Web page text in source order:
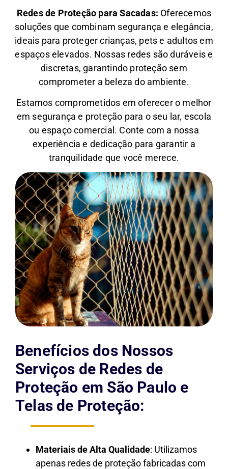
Redes de Proteção para Sacadas: Oferecemos
soluções que combinam segurança e elegância,
ideais para proteger crianças, pets e adultos em
espaços elevados. Nossas redes são duráveis e
discretas, garantindo proteção sem
comprometer a beleza do ambiente.
Estamos comprometidos em oferecer o melhor
em segurança e proteção para o seu lar, escola
ou espaço comercial. Conte com a nossa
experiência e dedicação para garantir a
tranquilidade que você merece.
Benefícios dos Nossos
Serviços de Redes de
Proteção em São Paulo e
Telas de Proteção:
Materiais de Alta Qualidade: Utilizamos
apenas redes de proteção fabricadas com